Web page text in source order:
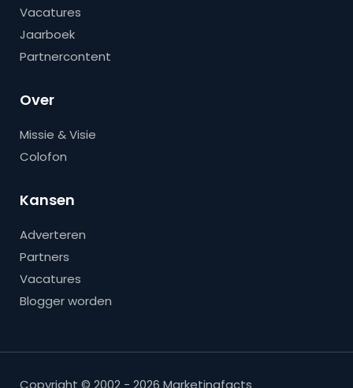
Vacatures
Jaarboek
Partnercontent
Over
Missie & Visie
Colofon
Kansen
Adverteren
Partners
Vacatures
Blogger worden
Copyright © 2002 - 2026 Marketingfacts